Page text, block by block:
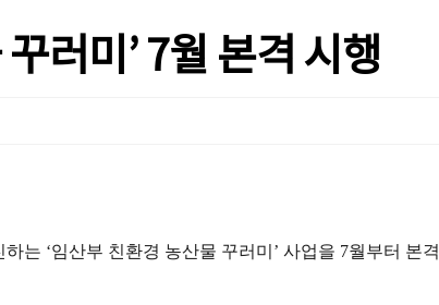
러미’ 7월 본격 시행
하는 ‘임산부 친환경 농산물 꾸러미 ’ 사업을 7월부터 본격